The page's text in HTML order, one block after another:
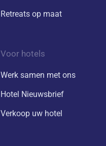
Retreats op maat
Voor hotels
Werk samen met ons
Hotel Nieuwsbrief
Verkoop uw hotel